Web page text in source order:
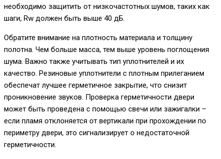
необходимо защитить от низкочастотных шумов, таких как
шаги, Rw должен быть выше 40 дБ.
Обратите внимание на плотность материала и толщину
полотна. Чем больше масса, тем выше уровень поглощения
шума. Важно также учитывать тип уплотнителей и их
качество. Резиновые уплотнители с плотным прилеганием
обеспечат лучшее герметичное закрытие, что снизит
проникновение звуков. Проверка герметичности двери
может быть проведена с помощью свечи или зажигалки –
если пламя отклоняется от вертикали при прохождении по
периметру двери, это сигнализирует о недостаточной
герметичности.